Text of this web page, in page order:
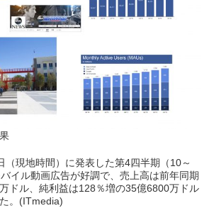
（現地時間）に発表した第4四半期（10～
イル動画広告が好調で、売上高は前年同期
ドル、純利益は128％増の35億6800万ドル
。(ITmedia)